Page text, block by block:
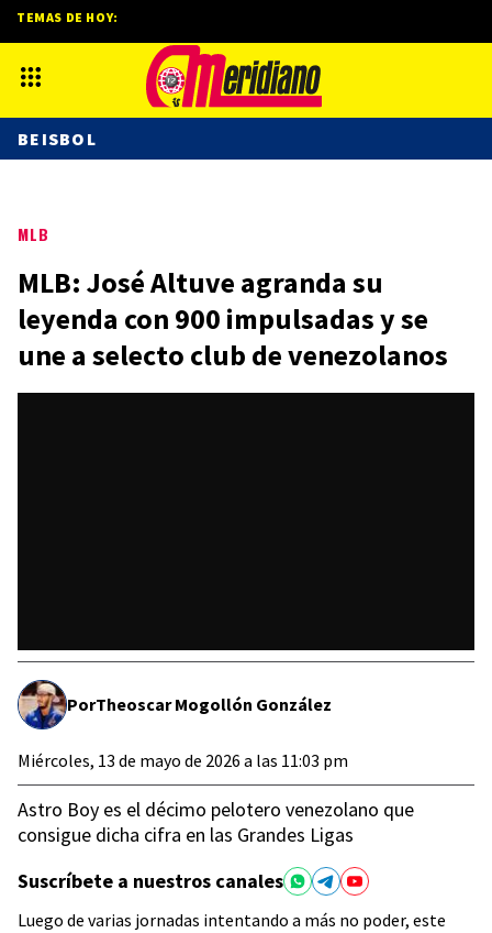
MLB
MLB: José Altuve agranda su
leyenda con 900 impulsadas y se
une a selecto club de venezolanos
PorTheoscar Mogollón González
Miércoles, 13 de mayo de 2026 a las 11:03 pm
Astro Boy es el décimo pelotero venezolano que
consigue dicha cifra en las Grandes Ligas
Suscríbete a nuestros canales
Luego de varias jornadas intentando a más no poder, este
TEMAS DE HOY:
BEISBOL